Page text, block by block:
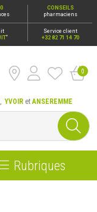
CONSEILS
pharmaciens
*
Service client
+32 82 71 14 70
Beauraing,
0
,YVOIRetANSEREMME
Rubriques